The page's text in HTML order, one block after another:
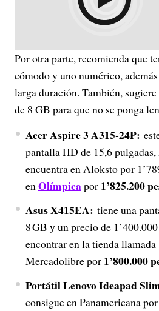
Por otra parte, recomienda que
cómodo y uno numérico,
larga duración. También,
de 8 GB para que no se ponga
Acer Aspire 3 A315-24P:
pantalla HD de 15,6
encuentra en Aloksto por
enOlímpicapor 1’825.200
Asus X415EA: tiene una
8 GB y un precio de
encontrar en la tienda llamada
Mercadolibre por 1’800.000
Portátil Lenovo Ideapad
consigue en Panamericana por